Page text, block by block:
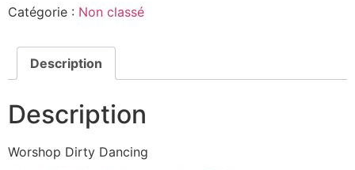
Catégorie : Non classé
Description
Description
Worshop Dirty Dancing